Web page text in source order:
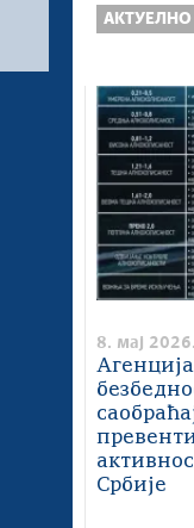
АКТУЕЛНО
8. мај 2026.
Србије